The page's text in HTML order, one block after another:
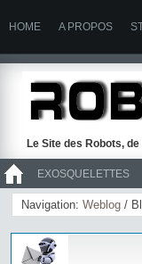
HOME A PROPOS
Le Site des Robots,
EXOSQUELETTES
>> ROBOTS
Navigation: Weblog /